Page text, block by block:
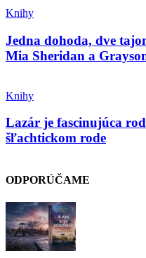
Knihy
Jedna dohoda, dve
Mia Sheridan a
Knihy
Lazár je fascinujúca
šľachtickom rode
ODPORÚČAME